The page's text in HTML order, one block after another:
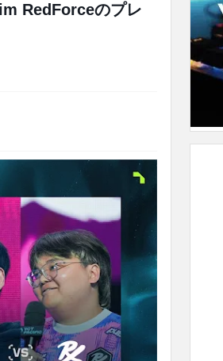
RedForceのプレ